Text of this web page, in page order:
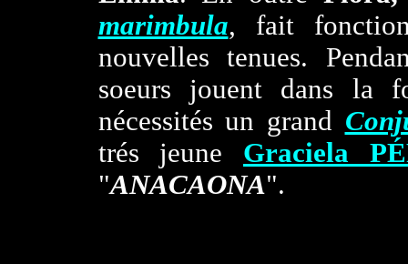
marimbula, fait
nouvelles tenues.
soeurs jouent dans la
nécessités un grand
trés jeune Graciela
"ANACAONA".